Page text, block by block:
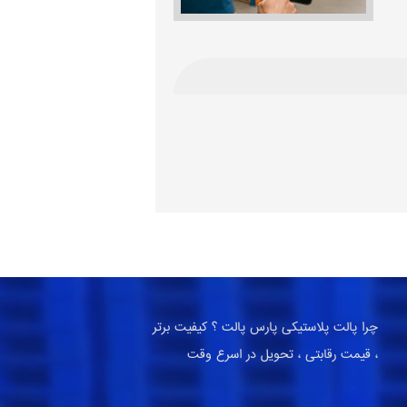
چرا پالت پلاستیکی پارس پالت ؟ کیفیت برتر
، قیمت رقابتی ، تحویل در اسرع وقت